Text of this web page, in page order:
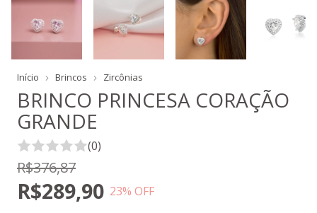
Início Brincos Zircônias
BRINCO PRINCESA CORAÇÃO
GRANDE
(0)
R$376,87
R$289,90 23% OFF